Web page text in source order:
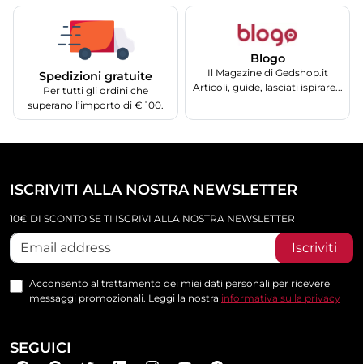
Spedizioni gratuite
Per tutti gli ordini che
superano l’importo di € 100.
Blogo
Il Magazine di Gedshop.it
Articoli, guide, lasciati ispirare...
ISCRIVITI ALLA NOSTRA NEWSLETTER
10€ DI SCONTO SE TI ISCRIVI ALLA NOSTRA NEWSLETTER
Iscriviti
Acconsento al trattamento dei miei dati personali per ricevere
messaggi promozionali. Leggi la nostra informativa sulla privacy
SEGUICI